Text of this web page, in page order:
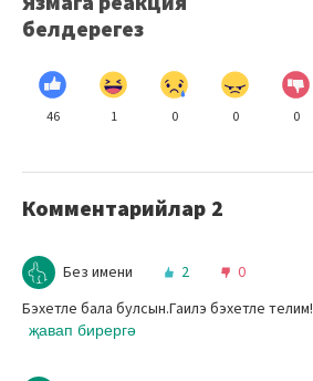
белдерегез
46 1 0 0 0
Комментарийлар 2
Без имени 2
0
Бэхетле бала булсын.Гаилэ бэхетле телим!
җавап бирергә